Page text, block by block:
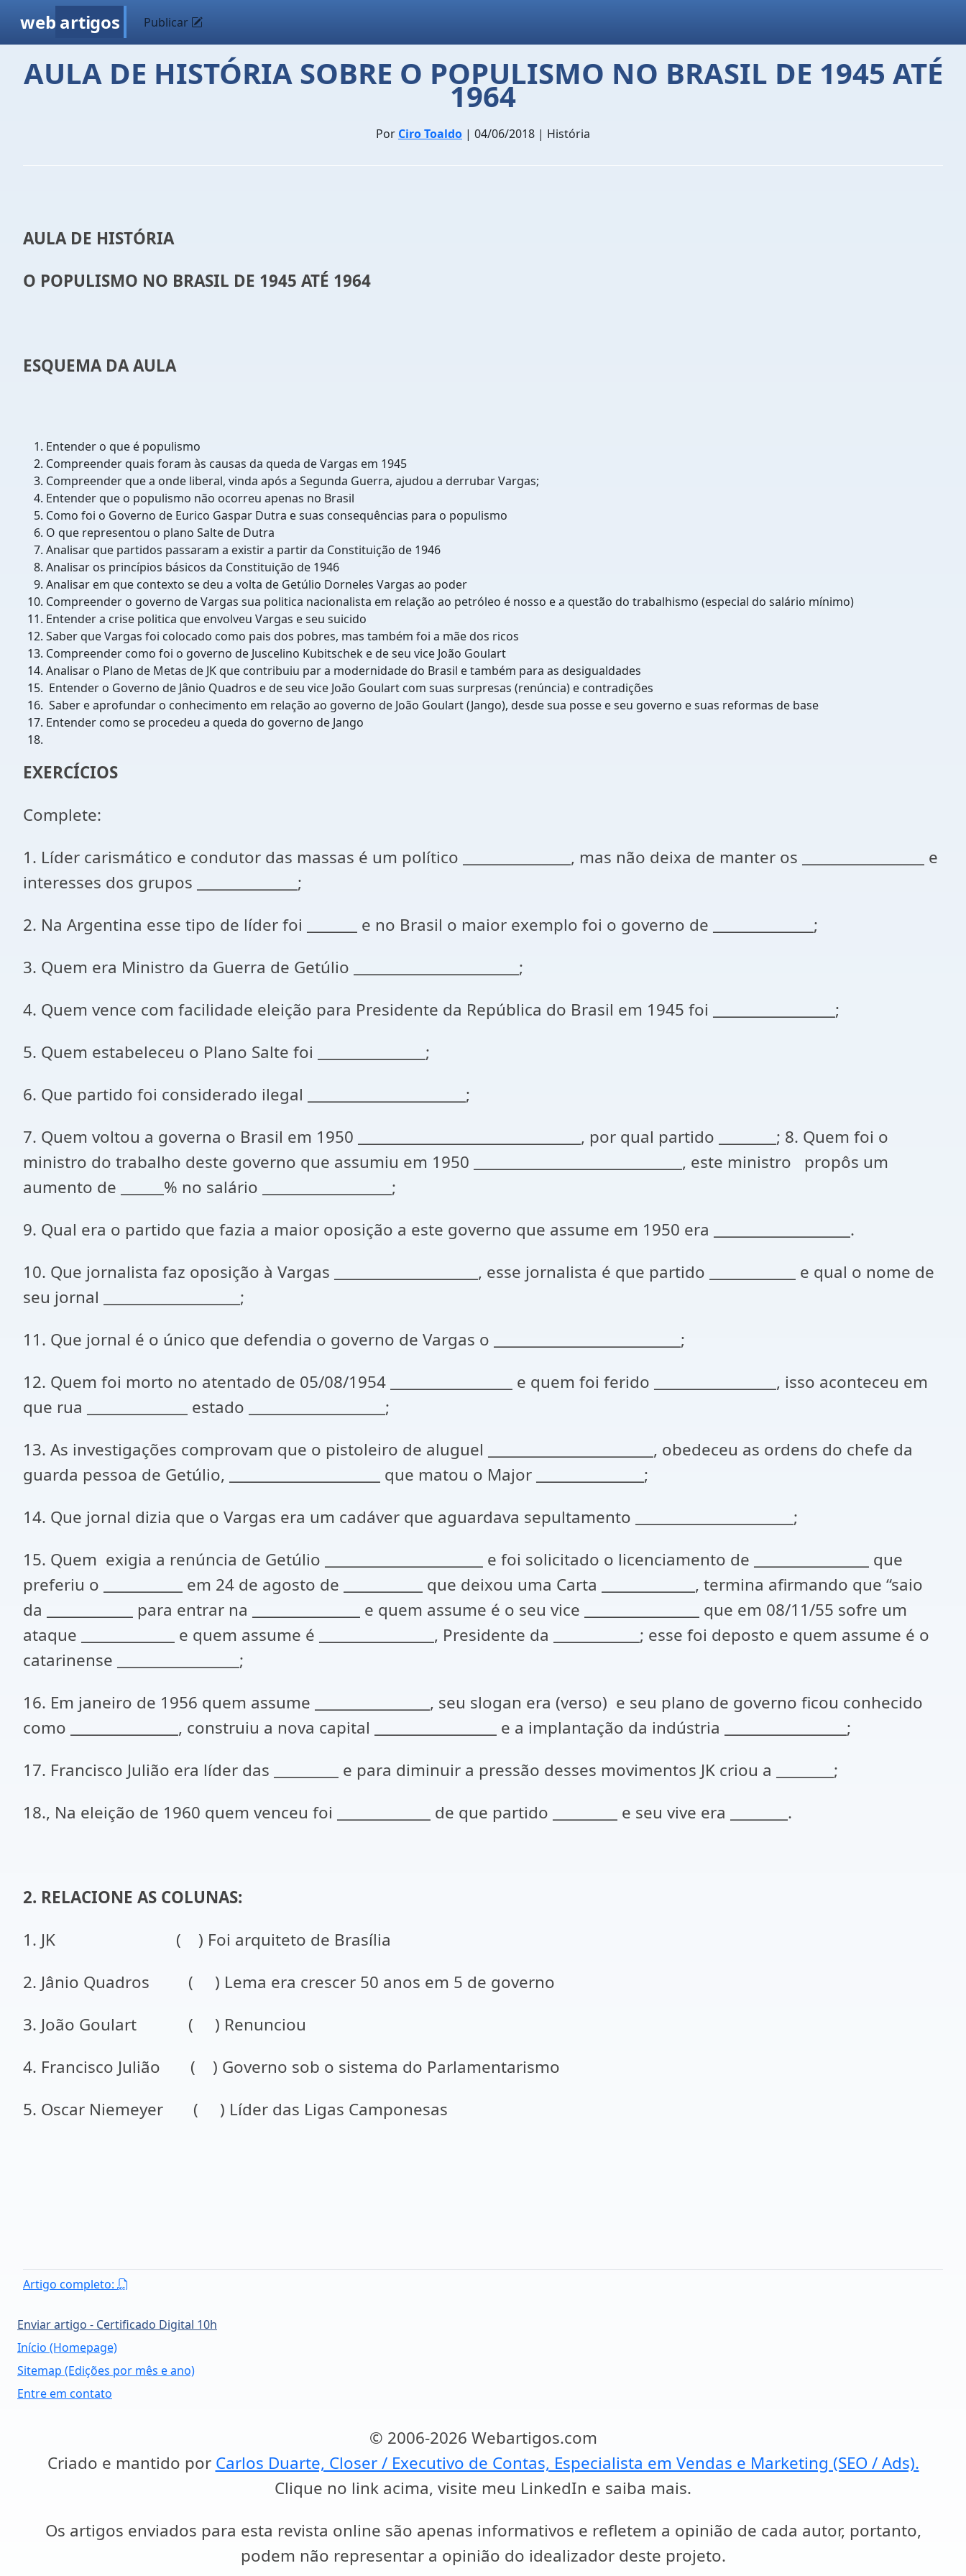
web artigos Publicar
AULA DE HISTÓRIA SOBRE O POPULISMO NO BRASIL DE 1945 ATÉ
1964
Por Ciro Toaldo | 04/06/2018 | História
AULA DE HISTÓRIA
O POPULISMO NO BRASIL DE 1945 ATÉ 1964
ESQUEMA DA AULA
Entender o que é populismo
Compreender quais foram às causas da queda de Vargas em 1945
Compreender que a onde liberal, vinda após a Segunda Guerra, ajudou a derrubar Vargas;
Entender que o populismo não ocorreu apenas no Brasil
Como foi o Governo de Eurico Gaspar Dutra e suas consequências para o populismo
O que representou o plano Salte de Dutra
Analisar que partidos passaram a existir a partir da Constituição de 1946
Analisar os princípios básicos da Constituição de 1946
Analisar em que contexto se deu a volta de Getúlio Dorneles Vargas ao poder
Compreender o governo de Vargas sua politica nacionalista em relação ao petróleo é nosso e a questão do trabalhismo (especial do salário mínimo)
Entender a crise politica que envolveu Vargas e seu suicido
Saber que Vargas foi colocado como pais dos pobres, mas também foi a mãe dos ricos
Compreender como foi o governo de Juscelino Kubitschek e de seu vice João Goulart
Analisar o Plano de Metas de JK que contribuiu par a modernidade do Brasil e também para as desigualdades
Entender o Governo de Jânio Quadros e de seu vice João Goulart com suas surpresas (renúncia) e contradições
Saber e aprofundar o conhecimento em relação ao governo de João Goulart (Jango), desde sua posse e seu governo e suas reformas de base
Entender como se procedeu a queda do governo de Jango
EXERCÍCIOS
Complete:
1. Líder carismático e condutor das massas é um político _______________, mas não deixa de manter os _________________ e
interesses dos grupos ______________;
2. Na Argentina esse tipo de líder foi _______ e no Brasil o maior exemplo foi o governo de ______________;
3. Quem era Ministro da Guerra de Getúlio _______________________;
4. Quem vence com facilidade eleição para Presidente da República do Brasil em 1945 foi _________________;
5. Quem estabeleceu o Plano Salte foi _______________;
6. Que partido foi considerado ilegal ______________________;
7. Quem voltou a governa o Brasil em 1950 _______________________________, por qual partido ________; 8. Quem foi o
ministro do trabalho deste governo que assumiu em 1950 _____________________________, este ministro propôs um
aumento de ______% no salário __________________;
9. Qual era o partido que fazia a maior oposição a este governo que assume em 1950 era ___________________.
10. Que jornalista faz oposição à Vargas ____________________, esse jornalista é que partido ____________ e qual o nome de
seu jornal ___________________;
11. Que jornal é o único que defendia o governo de Vargas o __________________________;
12. Quem foi morto no atentado de 05/08/1954 _________________ e quem foi ferido _________________, isso aconteceu em
que rua ______________ estado ___________________;
13. As investigações comprovam que o pistoleiro de aluguel _______________________, obedeceu as ordens do chefe da
guarda pessoa de Getúlio, _____________________ que matou o Major _______________;
14. Que jornal dizia que o Vargas era um cadáver que aguardava sepultamento ______________________;
15. Quem exigia a renúncia de Getúlio ______________________ e foi solicitado o licenciamento de ________________ que
preferiu o ___________ em 24 de agosto de ___________ que deixou uma Carta _____________, termina afirmando que “saio
da ____________ para entrar na _______________ e quem assume é o seu vice ________________ que em 08/11/55 sofre um
ataque _____________ e quem assume é ________________, Presidente da ____________; esse foi deposto e quem assume é o
catarinense _________________;
16. Em janeiro de 1956 quem assume ________________, seu slogan era (verso) e seu plano de governo ficou conhecido
como _______________, construiu a nova capital _________________ e a implantação da indústria _________________;
17. Francisco Julião era líder das _________ e para diminuir a pressão desses movimentos JK criou a ________;
18., Na eleição de 1960 quem venceu foi _____________ de que partido _________ e seu vive era ________.
2. RELACIONE AS COLUNAS:
1. JK ( ) Foi arquiteto de Brasília
2. Jânio Quadros ( ) Lema era crescer 50 anos em 5 de governo
3. João Goulart ( ) Renunciou
4. Francisco Julião ( ) Governo sob o sistema do Parlamentarismo
5. Oscar Niemeyer ( ) Líder das Ligas Camponesas
Artigo completo:
Enviar artigo - Certificado Digital 10h
Início (Homepage)
Sitemap (Edições por mês e ano)
Entre em contato
© 2006-2026 Webartigos.com
Criado e mantido por Carlos Duarte, Closer / Executivo de Contas, Especialista em Vendas e Marketing (SEO / Ads).
Clique no link acima, visite meu LinkedIn e saiba mais.
Os artigos enviados para esta revista online são apenas informativos e refletem a opinião de cada autor, portanto,
podem não representar a opinião do idealizador deste projeto.